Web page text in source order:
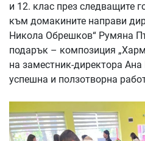
и 12. клас през следващите
към домакините направи
Никола Обрешков“ Румяна
подарък – композиция
на заместник-директора
успешна и ползотворна